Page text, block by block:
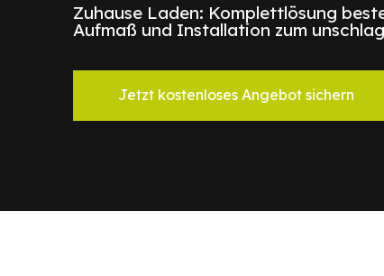
Zuhause Laden: Komplettlösung
Aufmaß und Installation zum
Jetzt kostenloses Angebot sichern